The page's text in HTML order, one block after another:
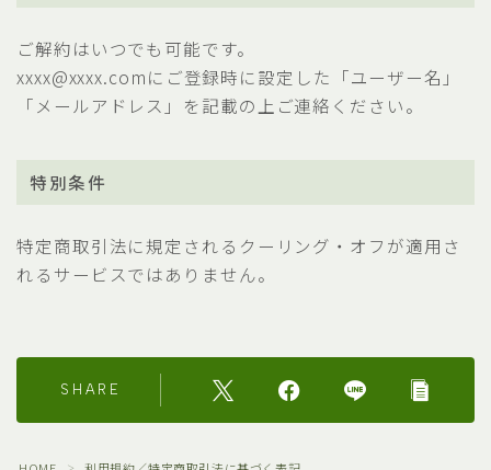
ご解約はいつでも可能です。
xxxx@xxxx.comにご登録時に設定した「ユーザー名」
「メールアドレス」を記載の上ご連絡ください。
特別条件
特定商取引法に規定されるクーリング・オフが適用さ
れるサービスではありません。
SHARE